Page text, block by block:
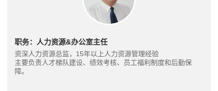
职务：人力资源&办公室主任
资深人力资源总监，15年以上人力资源管理经验
主要负责人才梯队建设、绩效考核、员工福利制度和后勤保
障。